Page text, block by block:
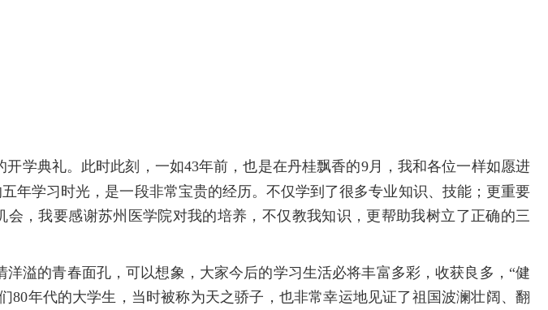
开学典礼。此时此刻，一如43年前，也是在丹桂飘香的9月，我和各位一样如愿进
年学习时光，是一段非常宝贵的经历。不仅学到了很多专业知识、技能；更重要
，我要感谢苏州医学院对我的培养，不仅教我知识，更帮助我树立了正确的三
溢的青春面孔，可以想象，大家今后的学习生活必将丰富多彩，收获良多，“健
80年代的大学生，当时被称为天之骄子，也非常幸运地见证了祖国波澜壮阔、翻